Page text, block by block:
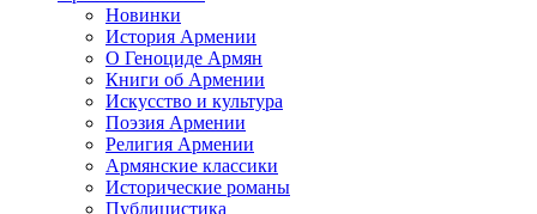
Новинки
История Армении
О Геноциде Армян
Книги об Армении
Иcкусство и культура
Поэзия Армении
Религия Армении
Армянские классики
Исторические романы
Публицистика